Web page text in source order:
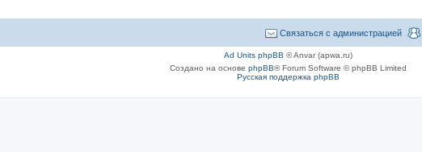
Связаться с администрацией
Ad Units phpBB © Anvar (apwa.ru)
Создано на основе phpBB® Forum Software © phpBB Limited
Русская поддержка phpBB